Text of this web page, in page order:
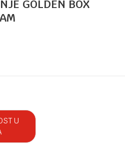
GOLDEN BOX
U